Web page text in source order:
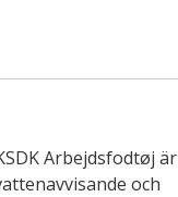
Arbejdsfodtøj är
och